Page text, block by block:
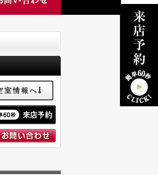
室情報へ